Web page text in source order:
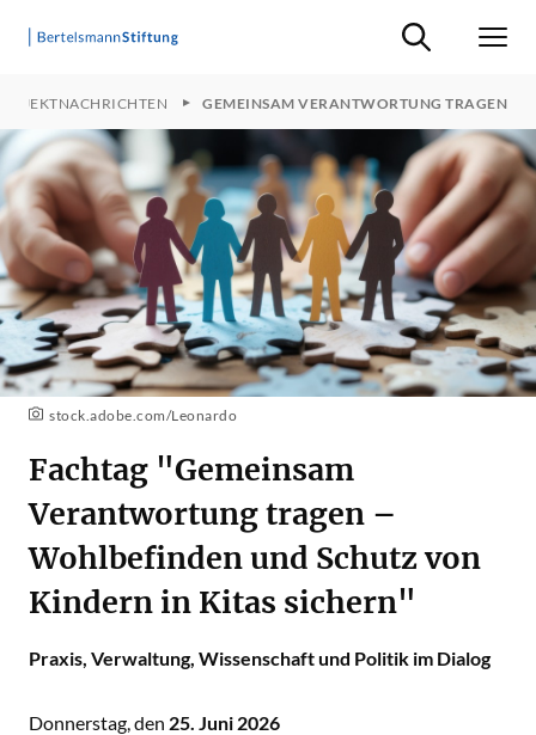
Suche ein-/
GEMEINSAM VERANTWORTUNG TRAGEN
stock.adobe.com/Leonardo
Fachtag "Gemeinsam
Verantwortung tragen –
Wohlbefinden und Schutz von
Kindern in Kitas sichern"
Praxis, Verwaltung, Wissenschaft und Politik im Dialog
Donnerstag, den 25. Juni 2026